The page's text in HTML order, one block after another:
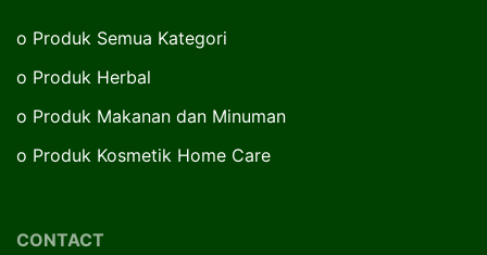
o Produk Semua Kategori
o Produk Herbal
o Produk Makanan dan Minuman
o Produk Kosmetik Home Care
CONTACT